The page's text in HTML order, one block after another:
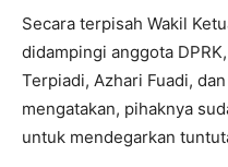
Secara terpisah Wakil
didampingi anggota
Terpiadi, Azhari Fuadi,
mengatakan, pihaknya
untuk mendegarkan